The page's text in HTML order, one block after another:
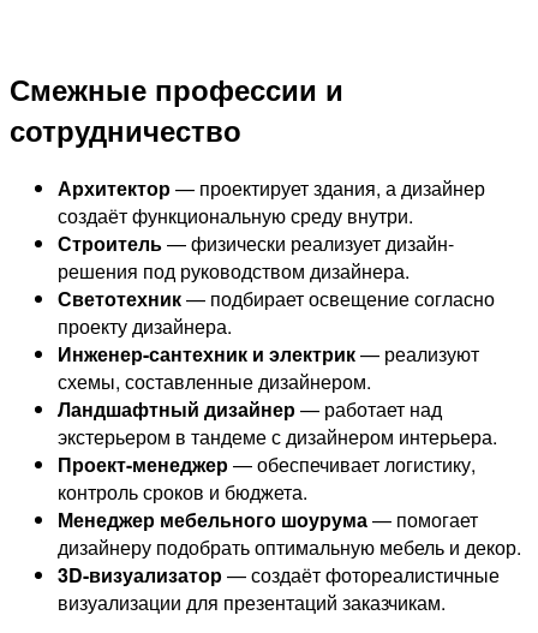
Смежные профессии и
сотрудничество
Архитектор— проектирует здания, а дизайнер
создаёт функциональную среду внутри.
Строитель— физически реализует дизайн-
решения под руководством дизайнера.
Светотехник— подбирает освещение согласно
проекту дизайнера.
Инженер-сантехник и электрик— реализуют
схемы, составленные дизайнером.
Ландшафтный дизайнер— работает над
экстерьером в тандеме с дизайнером интерьера.
Проект-менеджер— обеспечивает логистику,
контроль сроков и бюджета.
Менеджер мебельного шоурума— помогает
дизайнеру подобрать оптимальную мебель и декор.
3D-визуализатор— создаёт фотореалистичные
визуализации для презентаций заказчикам.